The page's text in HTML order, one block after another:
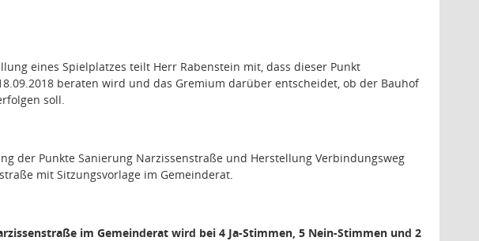
eines Spielplatzes teilt Herr Rabenstein mit, dass dieser Punkt
beraten wird und das Gremium darüber entscheidet, ob der Bauhof
soll.
der Punkte Sanierung Narzissenstraße und Herstellung Verbindungsweg
mit Sitzungsvorlage im Gemeinderat.
im Gemeinderat wird bei 4 Ja-Stimmen, 5 Nein-Stimmen und 2